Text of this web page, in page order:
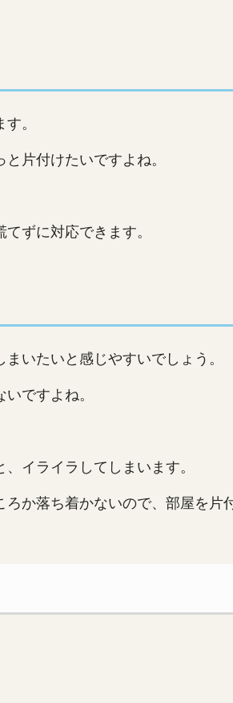
。
片付けたいですよね。
ずに対応できます。
いたいと感じやすいでしょう。
ですよね。
イライラしてしまいます。
か落ち着かないので、部屋を片